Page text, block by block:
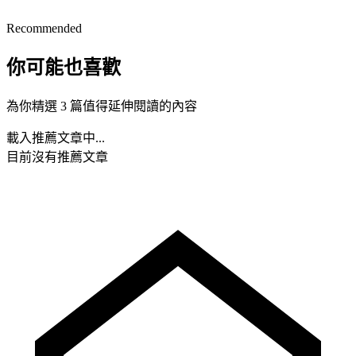
Recommended
你可能也喜歡
為你精選 3 篇值得延伸閱讀的內容
載入推薦文章中...
目前沒有推薦文章